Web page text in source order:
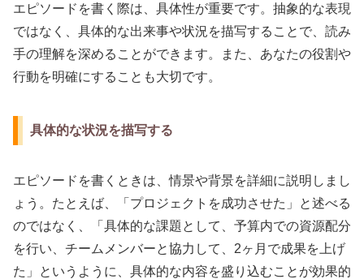
エピソードを書く際は、具体性が重要です。抽象的な表現
ではなく、具体的な出来事や状況を描写することで、読み
手の理解を深めることができます。また、あなたの役割や
行動を明確にすることも大切です。
具体的な状況を描写する
エピソードを書くときは、情景や背景を詳細に説明しまし
ょう。たとえば、「プロジェクトを成功させた」と述べる
のではなく、「具体的な課題として、予算内での資源配分
を行い、チームメンバーと協力して、2ヶ月で成果を上げ
た」というように、具体的な内容を盛り込むことが効果的